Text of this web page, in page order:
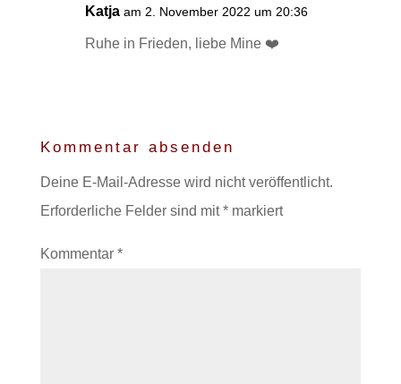
Katja am 2. November 2022 um 20:36
Ruhe in Frieden, liebe Mine ❤️
Kommentar absenden
Deine E-Mail-Adresse wird nicht veröffentlicht.
Erforderliche Felder sind mit*markiert
Kommentar *